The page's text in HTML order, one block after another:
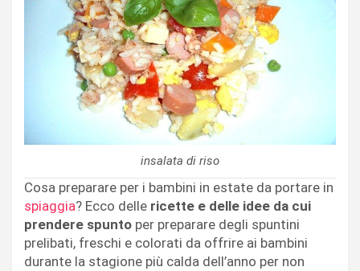
insalata di riso
Cosa preparare per i bambini in estate da portare in
spiaggia? Ecco delle ricette e delle idee da cui
prendere spunto per preparare degli spuntini
prelibati, freschi e colorati da offrire ai bambini
durante la stagione più calda dell’anno per non